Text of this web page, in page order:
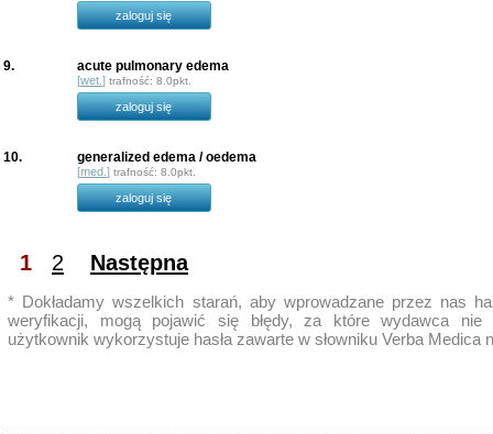
zaloguj się
9. acute pulmonary edema
[wet. ] trafność: 8.0pkt.
zaloguj się
10. generalized edema / oedema
[med. ] trafność: 8.0pkt.
zaloguj się
1 2 Następna
* Dokładamy wszelkich starań, aby wprowadzane przez nas
weryfikacji, mogą pojawić się błędy, za które wydawca nie
użytkownik wykorzystuje hasła zawarte w słowniku Verba Medica